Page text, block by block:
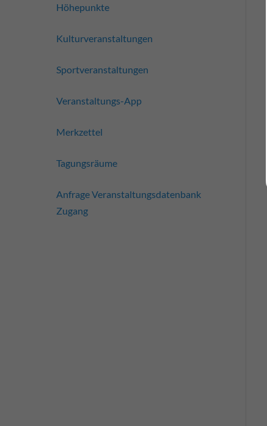
Höhepunkte
Kulturveranstaltungen
Sportveranstaltungen
Veranstaltungs-App
Merkzettel
Tagungsräume
Anfrage Veranstaltungsdatenbank
Zugang